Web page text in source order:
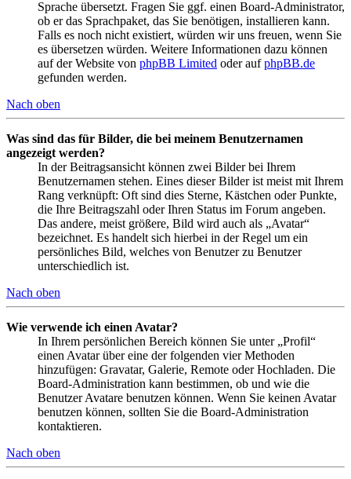
Sprache übersetzt. Fragen Sie ggf. einen Board-Administrator,
ob er das Sprachpaket, das Sie benötigen, installieren kann.
Falls es noch nicht existiert, würden wir uns freuen, wenn Sie
es übersetzen würden. Weitere Informationen dazu können
auf der Website von phpBB Limited oder aufphpBB.de
gefunden werden.
Nach oben
Was sind das für Bilder, die bei meinem Benutzernamen
angezeigt werden?
In der Beitragsansicht können zwei Bilder bei Ihrem
Benutzernamen stehen. Eines dieser Bilder ist meist mit Ihrem
Rang verknüpft: Oft sind dies Sterne, Kästchen oder Punkte,
die Ihre Beitragszahl oder Ihren Status im Forum angeben.
Das andere, meist größere, Bild wird auch als „Avatar“
bezeichnet. Es handelt sich hierbei in der Regel um ein
persönliches Bild, welches von Benutzer zu Benutzer
unterschiedlich ist.
Nach oben
Wie verwende ich einen Avatar?
In Ihrem persönlichen Bereich können Sie unter „Profil“
einen Avatar über eine der folgenden vier Methoden
hinzufügen: Gravatar, Galerie, Remote oder Hochladen. Die
Board-Administration kann bestimmen, ob und wie die
Benutzer Avatare benutzen können. Wenn Sie keinen Avatar
benutzen können, sollten Sie die Board-Administration
kontaktieren.
Nach oben